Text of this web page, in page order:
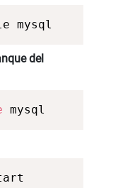
mysql
del
mysql